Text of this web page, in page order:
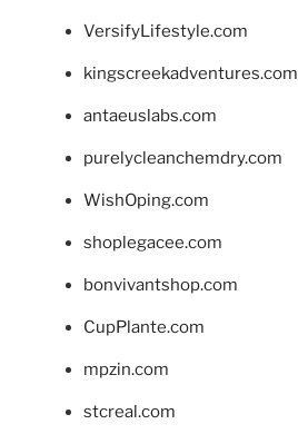
VersifyLifestyle.com
kingscreekadventures.com
antaeuslabs.com
purelycleanchemdry.com
WishOping.com
shoplegacee.com
bonvivantshop.com
CupPlante.com
mpzin.com
stcreal.com